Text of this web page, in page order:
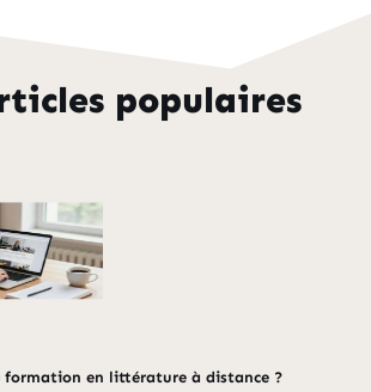
populaires
formation en littérature à distance ?